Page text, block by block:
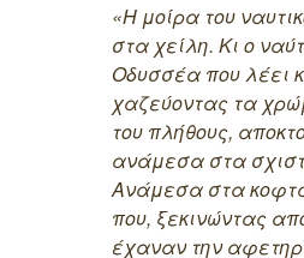
«Η μοίρα του
στα χείλη. Κι ο
Οδυσσέα που λέει
χαζεύοντας τα
του πλήθους,
ανάμεσα στα
Ανάμεσα στα
που, ξεκινώντας
έχαναν την